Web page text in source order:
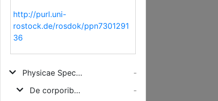
http://purl.uni-
rostock.de/rosdok/ppn7301291
36
Physicae Specialis Praecepta
-
De corporibus naturalibus simplicibus, eorumq[ue] Mixtione, & mixtionem consequentibus
-